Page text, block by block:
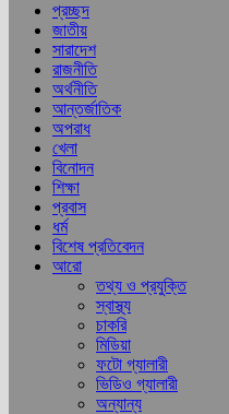
প্রচ্ছদ
জাতীয়
সারাদেশ
রাজনীতি
অর্থনীতি
আন্তর্জাতিক
অপরাধ
খেলা
বিনোদন
শিক্ষা
প্রবাস
ধর্ম
বিশেষ প্রতিবেদন
আরো
তথ্য ও প্রযুক্তি
স্বাস্থ্য
চাকরি
মিডিয়া
ফটো গ্যালারী
ভিডিও গ্যালারী
অন্যান্য